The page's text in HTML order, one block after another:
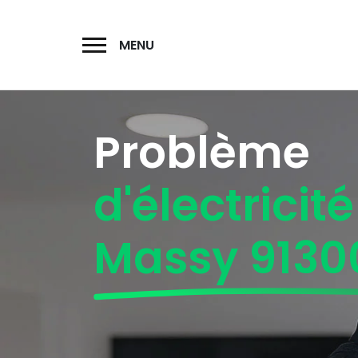
MENU
Problème
Massy